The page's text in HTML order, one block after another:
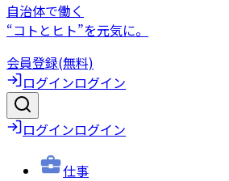
自治体で働く
“コトとヒト”を元気に。
会員登録(無料)
ログインログイン
ログインログイン
仕事